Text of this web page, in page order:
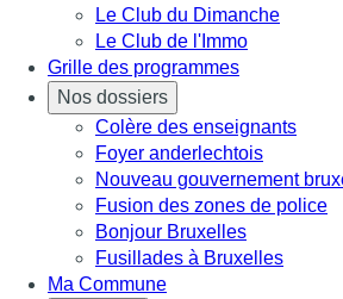
Le Club du Dimanche
Le Club de l'Immo
Grille des programmes
Nos dossiers
Colère des enseignants
Foyer anderlechtois
Nouveau gouvernement
Fusion des zones de police
Bonjour Bruxelles
Fusillades à Bruxelles
Ma Commune